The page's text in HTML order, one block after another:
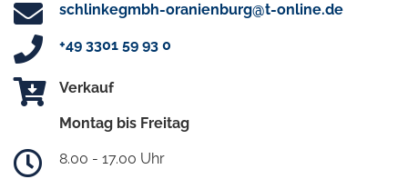
schlinkegmbh-oranienburg@t-online.de
+49 3301 59 93 0
Verkauf
Montag bis Freitag
8.00 - 17.00 Uhr